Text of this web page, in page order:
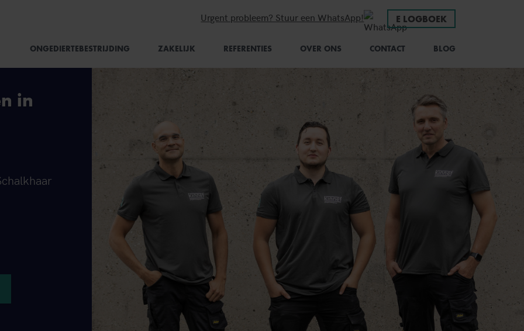
Urgent probleem? Stuur een WhatsApp! E LOGBOEK
ONGEDIERTEBESTRIJDING ZAKELIJK REFERENTIES OVER ONS CONTACT BLOG
in